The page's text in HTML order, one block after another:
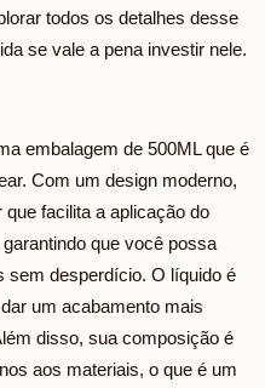
todos os detalhes desse
se vale a pena investir nele.
embalagem de 500ML que é
Com um design moderno,
facilita a aplicação do
que você possa
sem desperdício. O líquido é
um acabamento mais
disso, sua composição é
aos materiais, o que é um